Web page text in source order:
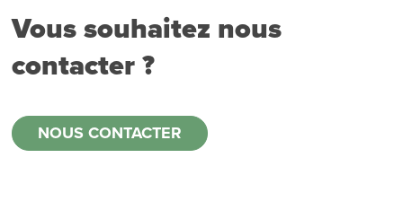
Vous souhaitez nous
contacter ?
NOUS CONTACTER